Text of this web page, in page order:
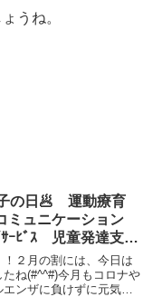
うね。
の日🥟 運動療育
ミュニケーション
ｻｰﾋﾞｽ 児童発達支
くばみらい市 坂
２月の割には、今日は
ね(#^^#)今月もコロナや
エンザに負けずに元気